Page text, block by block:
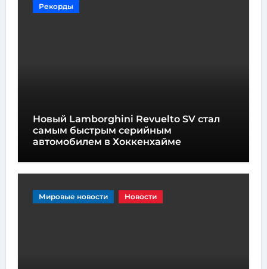
Рекорды
Новый Lamborghini Revuelto SV стал
самым быстрым серийным
автомобилем в Хоккенхайме
Мировые новости Новости